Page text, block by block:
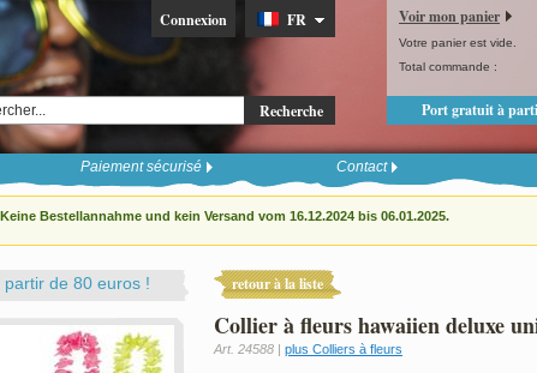
Recherche
Connexion FR Voir mon panier
Votre panier est vide.
Total commande :
Port gratuit à
Paiement sécurisé Contact
Bestellannahme und kein Versand vom 16.12.2024 bis 06.01.2025.
retour à la liste
Collier à fleurs hawaiien deluxe
Art. 24588 | plus Colliers à fleurs
de 80 euros !